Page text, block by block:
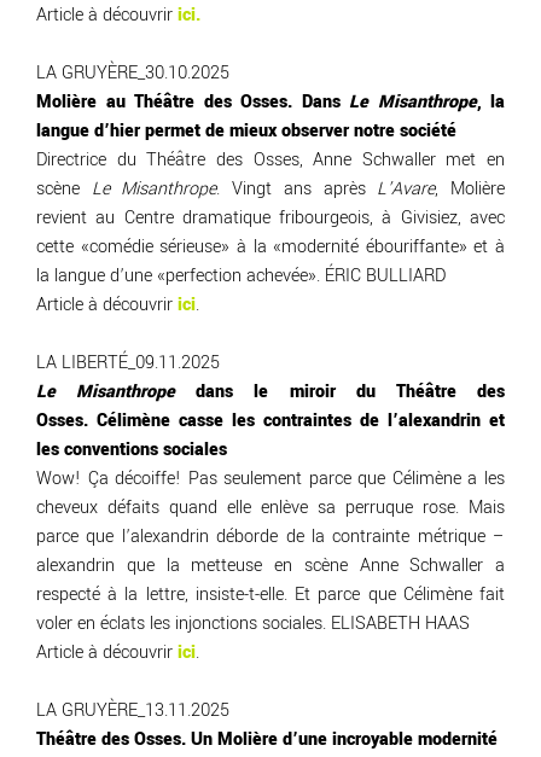
Article à découvririci.
LA GRUYÈRE_30.10.2025
Molière au Théâtre des Osses. Dans Le Misanthrope, la
langue d’hier permet de mieux observer notre société
Directrice du Théâtre des Osses, Anne Schwaller met en
scène Le Misanthrope. Vingt ans après L’Avare, Molière
revient au Centre dramatique fribourgeois, à Givisiez, avec
cette «comédie sérieuse» à la «modernité ébouriffante» et à
la langue d’une «perfection achevée». ÉRIC BULLIARD
Article à découvririci.
LA LIBERTÉ_09.11.2025
Le Misanthropedans le miroir du Théâtre des
Osses. Célimène casse les contraintes de l’alexandrin et
les conventions sociales
Wow! Ça décoiffe! Pas seulement parce que Célimène a les
cheveux défaits quand elle enlève sa perruque rose. Mais
parce que l’alexandrin déborde de la contrainte métrique –
alexandrin que la metteuse en scène Anne Schwaller a
respecté à la lettre, insiste-t-elle. Et parce que Célimène fait
voler en éclats les injonctions sociales. ELISABETH HAAS
Article à découvririci.
LA GRUYÈRE_13.11.2025
Théâtre des Osses. Un Molière d’une incroyable modernité